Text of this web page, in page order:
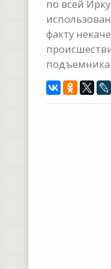
по всей
факту
подъемника.